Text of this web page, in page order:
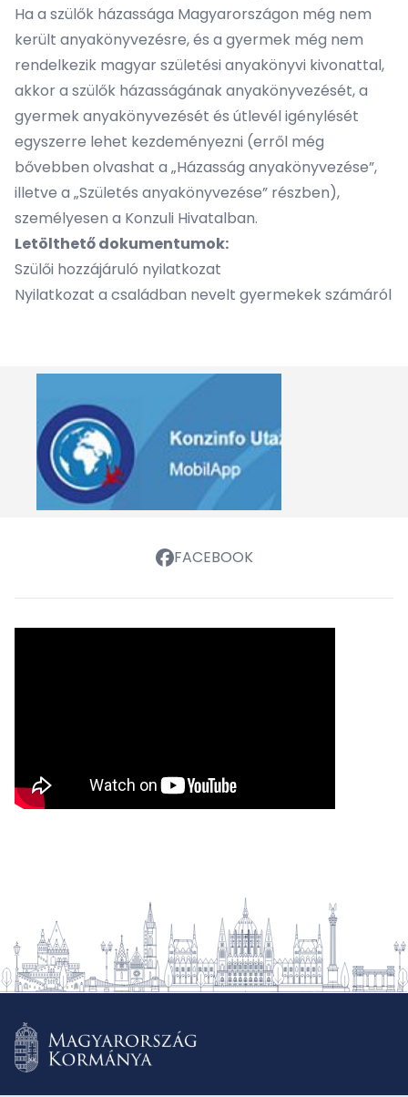
Ha a szülők házassága Magyarországon még nem
került anyakönyvezésre, és a gyermek még nem
rendelkezik magyar születési anyakönyvi kivonattal,
akkor a szülők házasságának anyakönyvezését, a
gyermek anyakönyvezését és útlevél igénylését
egyszerre lehet kezdeményezni (erről még
bővebben olvashat a „Házasság anyakönyvezése”,
illetve a „Születés anyakönyvezése” részben),
személyesen a Konzuli Hivatalban.
Letölthető dokumentumok:
Szülői hozzájáruló nyilatkozat
Nyilatkozat a családban nevelt gyermekek számáról
FACEBOOK